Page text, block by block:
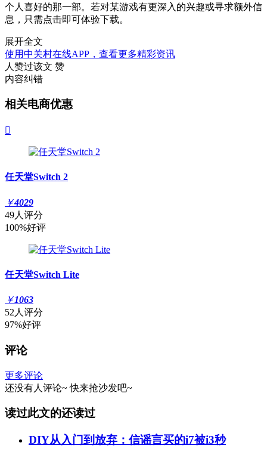
个人喜好的那一部。若对某游戏有更深入的兴趣或寻求额外信
息，只需点击即可体验下载。
展开全文
使用中关村在线APP，查看更多精彩资讯
人赞过该文 赞
内容纠错
相关电商优惠

任天堂Switch 2
￥4029
49人评分
100%好评
任天堂Switch Lite
￥1063
52人评分
97%好评
评论
更多评论
还没有人评论~ 快来抢沙发吧~
读过此文的还读过
DIY从入门到放弃：信谣言买的i7被i3秒